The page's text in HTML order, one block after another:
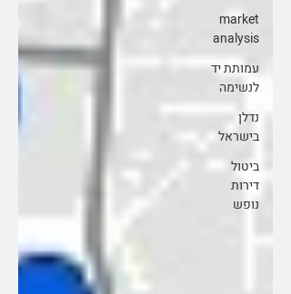
market
analysis
עמותת יד
לנשימה
נדלן
בישראל
ביטול
דירות
נופש